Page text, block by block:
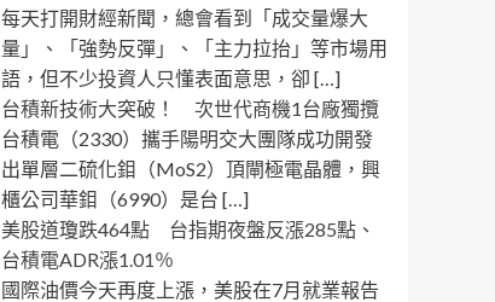
每天打開財經新聞，總會看到「成交量爆大
量」、「強勢反彈」、「主力拉抬」等市場用
語，但不少投資人只懂表面意思，卻 […]
台積新技術大突破！ 次世代商機1台廠獨攬
台積電（2330）攜手陽明交大團隊成功開發
出單層二硫化鉬（MoS2）頂閘極電晶體，興
櫃公司華鉬（6990）是台 […]
美股道瓊跌464點 台指期夜盤反漲285點、
台積電ADR漲1.01％
國際油價今天再度上漲，美股在7月就業報告